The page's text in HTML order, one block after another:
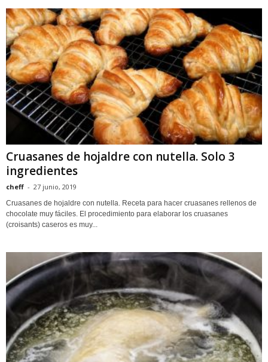
Cruasanes de hojaldre con nutella. Solo 3
ingredientes
cheff - 27 junio, 2019
Cruasanes de hojaldre con nutella. Receta para hacer cruasanes rellenos de
chocolate muy fáciles. El procedimiento para elaborar los cruasanes
(croisants) caseros es muy...